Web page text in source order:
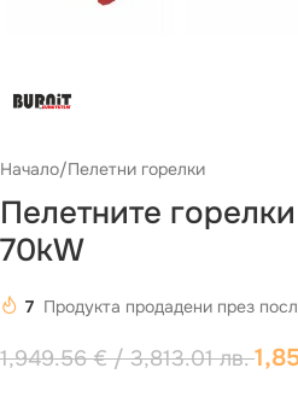
Начало/Пелетни горелки
Пелетните
70kW
7 Продукта продадени през
1,949.56€/ 3,813.01 лв.